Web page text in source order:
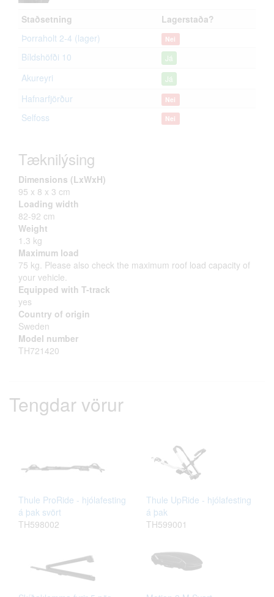
Staðsetning
Lagerstaða?
Þorraholt 2-4 (lager)
Nei
Bíldshöfði 10 Já
Akureyri Já
Hafnarfjörður Nei
Selfoss Nei
Tæknilýsing
Dimensions (LxWxH)
95 x 8 x 3 cm
Loading width
82-92 cm
Weight
1.3 kg
Maximum load
75 kg. Please also check the maximum roof load capacity of
your vehicle.
Equipped with T-track
yes
Country of origin
Sweden
Model number
TH721420
Tengdar vörur
Thule ProRide - hjólafesting
á þak svört
TH598002
Thule UpRide - hjólafesting
á þak
TH599001